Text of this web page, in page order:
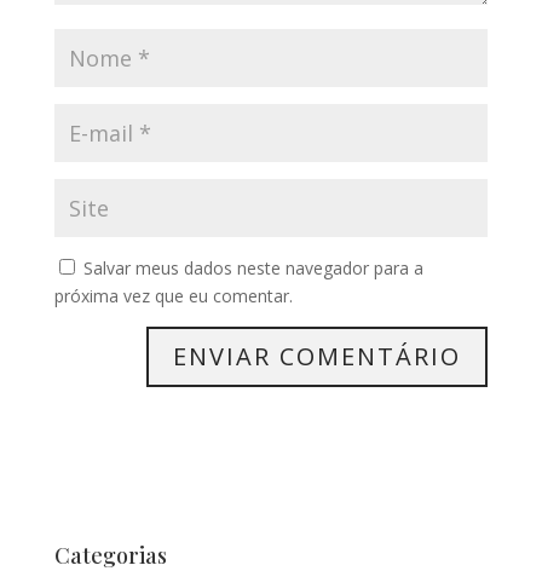
Salvar meus dados neste navegador para a
próxima vez que eu comentar.
Categorias